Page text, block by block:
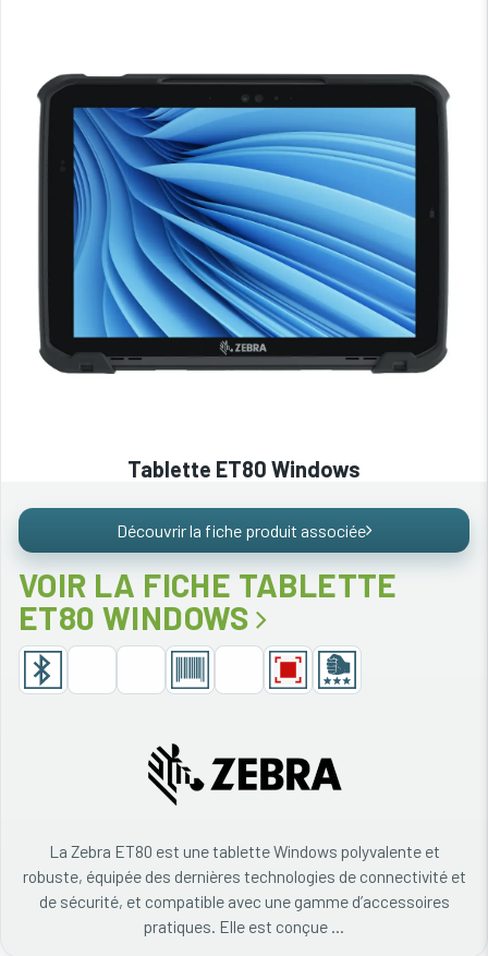
Tablette ET80 Windows
Découvrir la fiche produit associée
VOIR LA FICHE TABLETTE
ET80 WINDOWS
La Zebra ET80 est une tablette Windows polyvalente et
robuste, équipée des dernières technologies de connectivité et
de sécurité, et compatible avec une gamme d’accessoires
pratiques. Elle est conçue ...